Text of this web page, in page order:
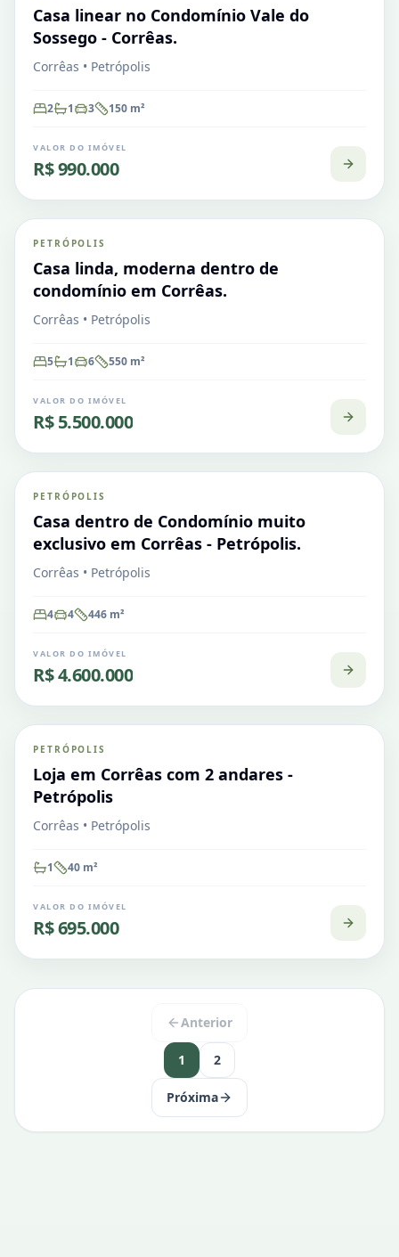
Casa linear no Condomínio Vale do
Sossego - Corrêas.
Corrêas • Petrópolis
2 1 3 150 m²
VALOR DO IMÓVEL
R$ 990.000
VENDA Casa em Condomínio
PETRÓPOLIS
Casa linda, moderna dentro de
condomínio em Corrêas.
Corrêas • Petrópolis
5 1 6 550 m²
VALOR DO IMÓVEL
R$ 5.500.000
VENDA Casa em Condomínio
PETRÓPOLIS
Casa dentro de Condomínio muito
exclusivo em Corrêas - Petrópolis.
Corrêas • Petrópolis
4 4 446 m²
VALOR DO IMÓVEL
R$ 4.600.000
VENDA Comercial
PETRÓPOLIS
Loja em Corrêas com 2 andares -
Petrópolis
Corrêas • Petrópolis
1 40 m²
VALOR DO IMÓVEL
R$ 695.000
Anterior
1 2
Próxima